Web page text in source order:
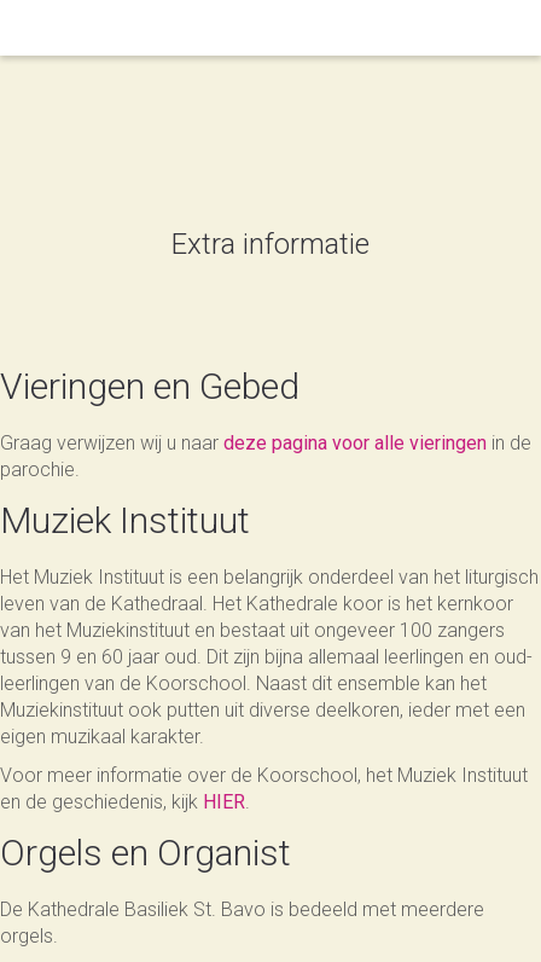
Extra informatie
Vieringen en Gebed
Graag verwijzen wij u naar deze pagina voor alle vieringen in de
parochie.
Muziek Instituut
Het Muziek Instituut is een belangrijk onderdeel van het liturgisch
leven van de Kathedraal. Het Kathedrale koor is het kernkoor
van het Muziekinstituut en bestaat uit ongeveer 100 zangers
tussen 9 en 60 jaar oud. Dit zijn bijna allemaal leerlingen en oud-
leerlingen van de Koorschool. Naast dit ensemble kan het
Muziekinstituut ook putten uit diverse deelkoren, ieder met een
eigen muzikaal karakter.
Voor meer informatie over de Koorschool, het Muziek Instituut
en de geschiedenis, kijk HIER.
Orgels en Organist
De Kathedrale Basiliek St. Bavo is bedeeld met meerdere
orgels.